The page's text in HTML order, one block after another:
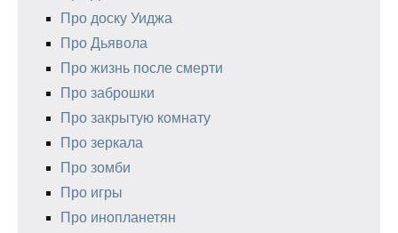
Про доску Уиджа
Про Дьявола
Про жизнь после смерти
Про заброшки
Про закрытую комнату
Про зеркала
Про зомби
Про игры
Про инопланетян